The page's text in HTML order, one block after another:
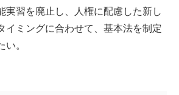
実習を廃止し、人権に配慮した新し
イミングに合わせて、基本法を制定
。